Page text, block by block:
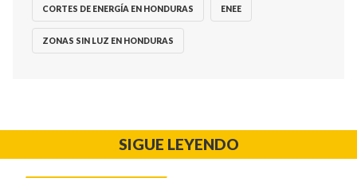
CORTES DE ENERGÍA EN HONDURAS ENEE
ZONAS SIN LUZ EN HONDURAS
SIGUE LEYENDO